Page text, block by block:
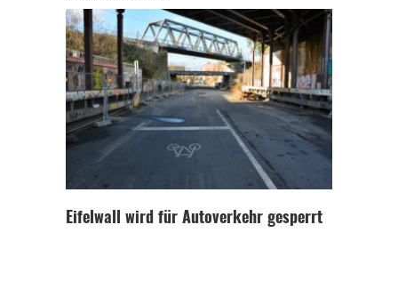
Eifelwall wird für Autoverkehr gesperrt